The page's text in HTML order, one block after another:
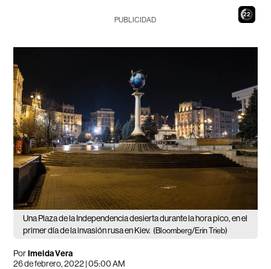
21
PUBLICIDAD
Una Plaza de la Independencia desierta durante la hora pico, en el
primer día de la invasión rusa en Kiev. (Bloomberg/Erin Trieb)
PorImelda Vera
26 de febrero, 2022 | 05:00 AM